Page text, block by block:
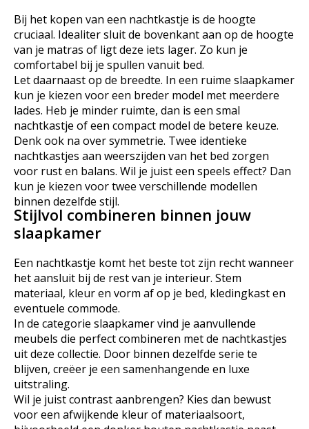
Bij het kopen van een nachtkastje is de hoogte
cruciaal. Idealiter sluit de bovenkant aan op de hoogte
van je matras of ligt deze iets lager. Zo kun je
comfortabel bij je spullen vanuit bed.
Let daarnaast op de breedte. In een ruime slaapkamer
kun je kiezen voor een breder model met meerdere
lades. Heb je minder ruimte, dan is een smal
nachtkastje of een compact model de betere keuze.
Denk ook na over symmetrie. Twee identieke
nachtkastjes aan weerszijden van het bed zorgen
voor rust en balans. Wil je juist een speels effect? Dan
kun je kiezen voor twee verschillende modellen
binnen dezelfde stijl.
Stijlvol combineren binnen jouw
slaapkamer
Een nachtkastje komt het beste tot zijn recht wanneer
het aansluit bij de rest van je interieur. Stem
materiaal, kleur en vorm af op je bed, kledingkast en
eventuele commode.
In de categorie slaapkamer vind je aanvullende
meubels die perfect combineren met de nachtkastjes
uit deze collectie. Door binnen dezelfde serie te
blijven, creëer je een samenhangende en luxe
uitstraling.
Wil je juist contrast aanbrengen? Kies dan bewust
voor een afwijkende kleur of materiaalsoort,